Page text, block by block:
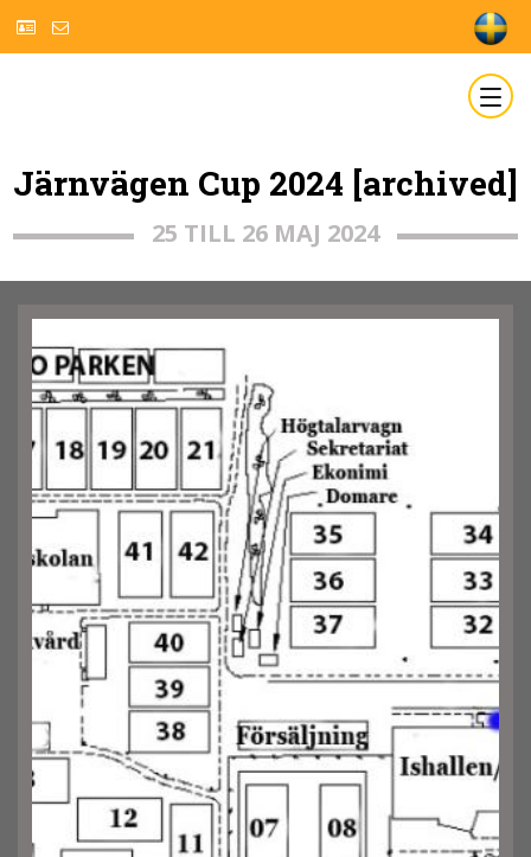
Järnvägen Cup 2024 [archived]
25 TILL 26 MAJ 2024